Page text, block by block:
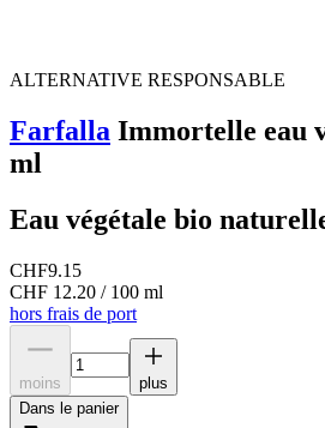
ALTERNATIVE RESPONSABLE
Farfalla Immortelle eau
ml
Eau végétale bio
CHF9.15
CHF 12.20 / 100 ml
hors frais de port
moins
plus
Dans le panier